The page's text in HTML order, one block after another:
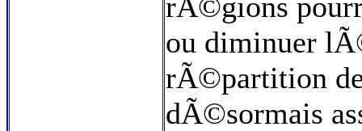
ou diminuer
rÃ©partition
dÃ©sormais